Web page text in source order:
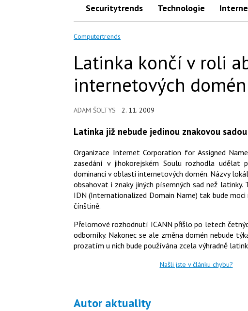
Securitytrends Technologie
Computertrends
Latinka končí v roli
internetových domén
ADAM ŠOLTYS 2. 11. 2009
Latinka již nebude jedinou znakovou
Organizace Internet Corporation for Assigned
zasedání v jihokorejském Soulu rozhodla
dominanci v oblasti internetových domén. Názvy
obsahovat i znaky jiných písemných sad než
IDN (Internationalized Domain Name) tak bude
čínštině.
Přelomové rozhodnutí ICANN přišlo po letech
odborníky. Nakonec se ale změna domén nebude
prozatím u nich bude používána zcela výhradně
Našli jste v článku chybu?
Autor aktuality